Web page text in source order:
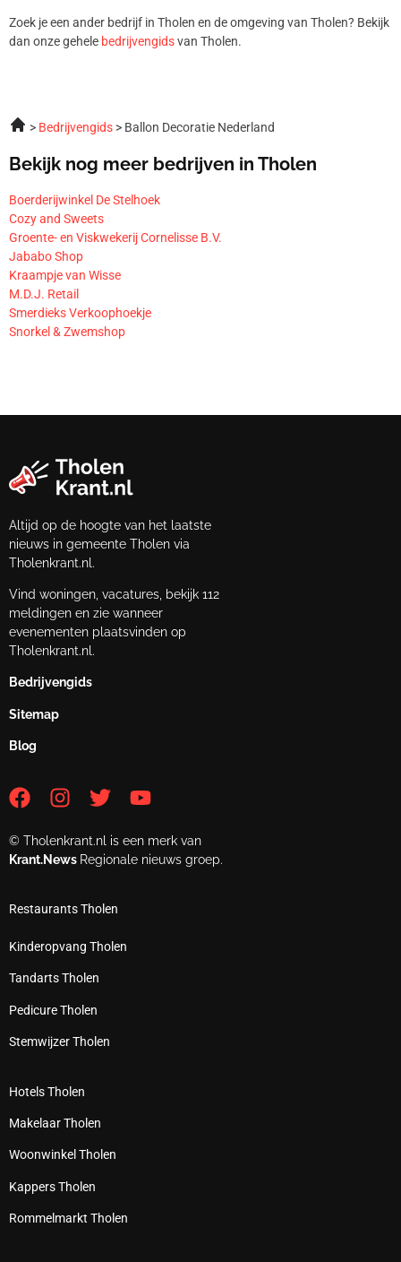
Zoek je een ander bedrijf in Tholen en de omgeving van Tholen? Bekijk
dan onze gehele bedrijvengidsvan Tholen.
Bedrijvengids Ballon Decoratie Nederland
Bekijk nog meer bedrijven in Tholen
Boerderijwinkel De Stelhoek
Cozy and Sweets
Groente- en Viskwekerij Cornelisse B.V.
Jababo Shop
Kraampje van Wisse
M.D.J. Retail
Smerdieks Verkoophoekje
Snorkel & Zwemshop
Altijd op de hoogte van het laatste
nieuws in gemeente Tholen via
Tholenkrant.nl.
Vind woningen, vacatures, bekijk 112
meldingen en zie wanneer
evenementen plaatsvinden op
Tholenkrant.nl.
Bedrijvengids
Sitemap
Blog
© Tholenkrant.nl is een merk van
Krant.News Regionale nieuws groep.
Restaurants Tholen
Kinderopvang Tholen
Tandarts Tholen
Pedicure Tholen
Stemwijzer Tholen
Hotels Tholen
Makelaar Tholen
Woonwinkel Tholen
Kappers Tholen
Rommelmarkt Tholen